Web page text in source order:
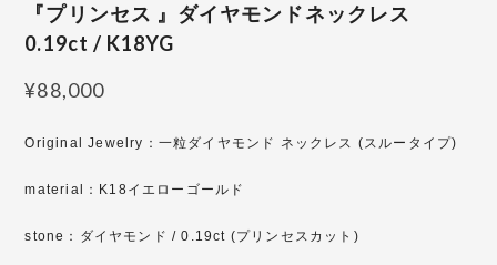
『プリンセス 』ダイヤモンドネックレス
0.19ct / K18YG
¥88,000
Original Jewelry：一粒ダイヤモンド ネックレス (スルータイプ)
material：K18イエローゴールド
stone：ダイヤモンド / 0.19ct (プリンセスカット)